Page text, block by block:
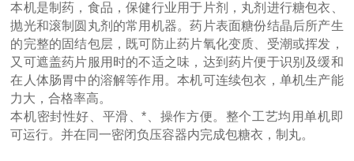
本机是制药，食品，保健行业用于片剂，丸剂进行糖包衣、
抛光和滚制圆丸剂的常用机器。药片表面糖份结晶后所产生
的完整的固结包层，既可防止药片氧化变质、受潮或挥发，
又可遮盖药片服用时的不适之味，达到药片便于识别及缓和
在人体肠胃中的溶解等作用。本机可连续包衣，单机生产能
力大，合格率高。
本机密封性好、平滑、*、操作方便。整个工艺均用单机即
可运行。并在同一密闭负压容器内完成包糖衣，制丸。